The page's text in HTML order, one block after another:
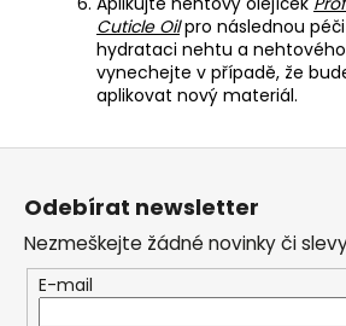
Cuticle Oilpro následnou
hydrataci nehtu a
vynechejte v případě, že
aplikovat nový materiál.
Z
Odebírat newsletter
Nezmeškejte žádné novinky či
E-mail